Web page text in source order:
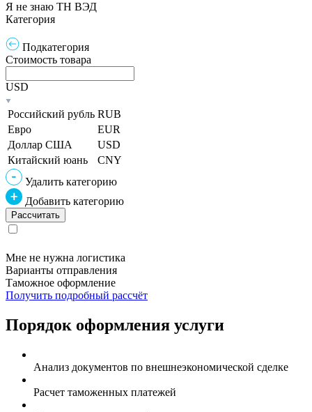
Я не знаю ТН ВЭД
Категория
Подкатегория
Стоимость товара
USD
Российский рубль RUB
Евро
EUR
Доллар США
USD
Китайский юань
CNY
Удалить категорию
Добавить категорию
Мне не нужна логистика
Варианты отправления
Таможное оформление
Получить подробный рассчёт
Порядок оформления услуги
Анализ документов по внешнеэкономической сделке
Расчет таможенных платежей